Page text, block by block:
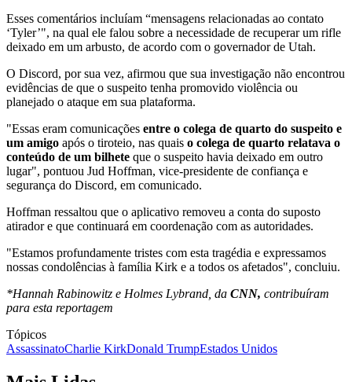
Esses comentários incluíam “mensagens relacionadas ao contato
‘Tyler’", na qual ele falou sobre a necessidade de recuperar um rifle
deixado em um arbusto, de acordo com o governador de Utah.
O Discord, por sua vez, afirmou que sua investigação não encontrou
evidências de que o suspeito tenha promovido violência ou
planejado o ataque em sua plataforma.
"Essas eram comunicações entre o colega de quarto do suspeito e
um amigo após o tiroteio, nas quais o colega de quarto relatava o
conteúdo de um bilhete que o suspeito havia deixado em outro
lugar", pontuou Jud Hoffman, vice-presidente de confiança e
segurança do Discord, em comunicado.
Hoffman ressaltou que o aplicativo removeu a conta do suposto
atirador e que continuará em coordenação com as autoridades.
"Estamos profundamente tristes com esta tragédia e expressamos
nossas condolências à família Kirk e a todos os afetados", concluiu.
*Hannah Rabinowitz e Holmes Lybrand, da CNN, contribuíram
para esta reportagem
Tópicos
AssassinatoCharlie KirkDonald TrumpEstados Unidos